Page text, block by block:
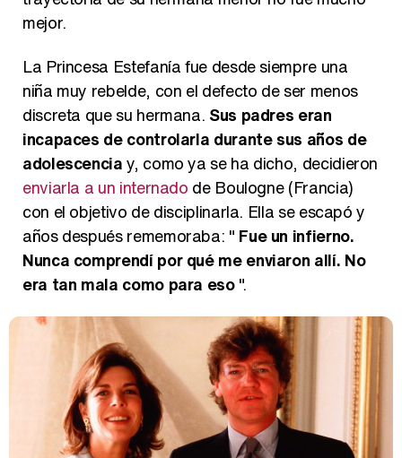
mejor.
La Princesa Estefanía fue desde siempre una
niña muy rebelde, con el defecto de ser menos
discreta que su hermana. Sus padres eran
incapaces de controlarla durante sus años de
adolescenciay, como ya se ha dicho, decidieron
enviarla a un internado de Boulogne (Francia)
con el objetivo de disciplinarla. Ella se escapó y
años después rememoraba: " Fue un infierno.
Nunca comprendí por qué me enviaron allí. No
era tan mala como para eso".